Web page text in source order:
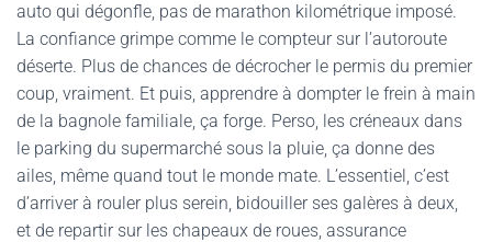
auto qui dégonfle, pas de marathon kilométrique imposé.
La confiance grimpe comme le compteur sur l’autoroute
déserte. Plus de chances de décrocher le permis du premier
coup, vraiment. Et puis, apprendre à dompter le frein à main
de la bagnole familiale, ça forge. Perso, les créneaux dans
le parking du supermarché sous la pluie, ça donne des
ailes, même quand tout le monde mate. L’essentiel, c’est
d’arriver à rouler plus serein, bidouiller ses galères à deux,
et de repartir sur les chapeaux de roues, assurance